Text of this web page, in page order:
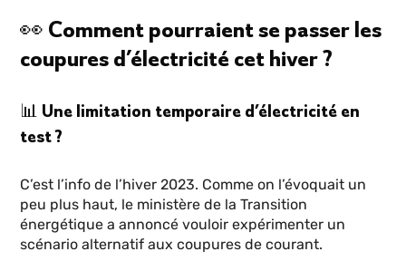
👀 Comment pourraient se passer les
coupures d’électricité cet hiver ?
📊 Une limitation temporaire d’électricité en
test ?
C’est l’info de l’hiver 2023. Comme on l’évoquait un
peu plus haut, le ministère de la Transition
énergétique a annoncé vouloir expérimenter un
scénario alternatif aux coupures de courant.